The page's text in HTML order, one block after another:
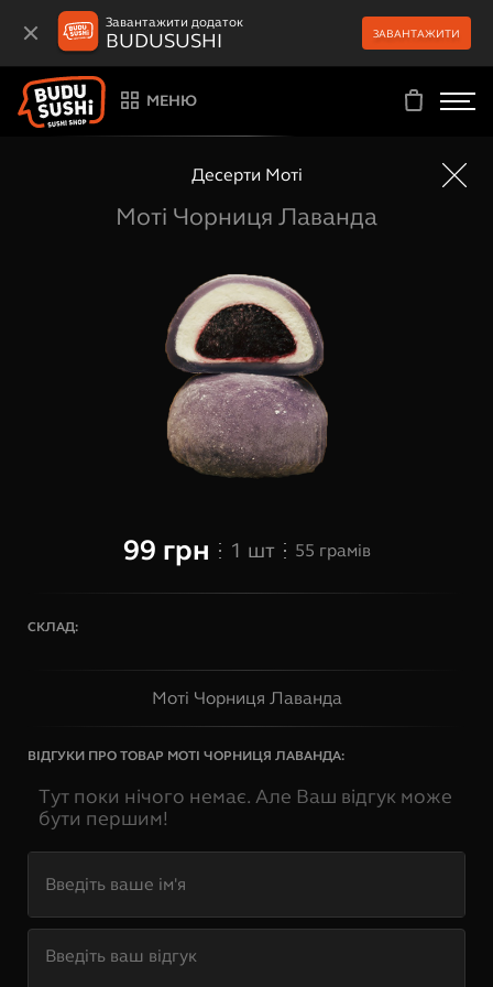
Завантажити додаток
BUDUSUSHI ЗАВАНТАЖИТИ
МЕНЮ
Десерти Моті
Моті Чорниця Лаванда
99 грн 1 шт 55 грамів
СКЛАД:
Моті Чорниця Лаванда
ВІДГУКИ ПРО ТОВАР МОТІ ЧОРНИЦЯ ЛАВАНДА:
Тут поки нічого немає. Але Ваш відгук може
бути першим!